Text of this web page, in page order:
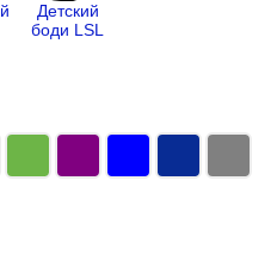
Детский
боди LSL